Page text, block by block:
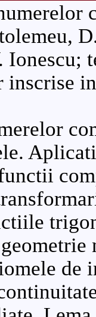
Ionescu;
inscrise
de